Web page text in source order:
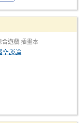
合遊戲 插畫本
空談論